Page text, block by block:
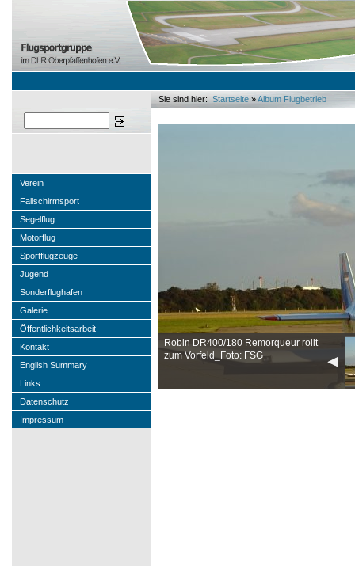
Verein
Fallschirmsport
Segelflug
Motorflug
Sportflugzeuge
Jugend
Sonderflughafen
Galerie
Öffentlichkeitsarbeit
Kontakt
English Summary
Links
Datenschutz
Impressum
Sie sind hier:
Sie sind hier
Startseite»Album Flugbetrieb
Robin DR400/180 Remorqueur rollt
zum Vorfeld_Foto: FSG